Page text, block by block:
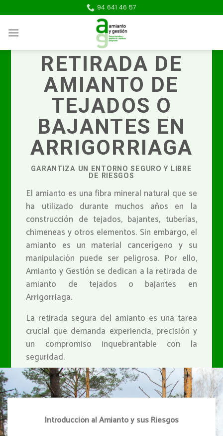
to
content
94 641 46 57
RETIRADA DE
AMIANTO DE
TEJADOS O
BAJANTES EN
ARRIGORRIAGA
GARANTIZA UN ENTORNO SEGURO Y LIBRE
DE RIESGOS
El amianto es una fibra mineral natural que se
ha utilizado durante muchos años en la
construcción de tejados, bajantes, tuberías,
chimeneas y otros elementos. Sin embargo, el
amianto es un material cancerígeno y su
manipulación puede ser peligrosa. Por ello,
Amianto y Gestión se dedican a la retirada de
amianto de tejados o bajantes en
Arrigorriaga.
La retirada segura del amianto es una tarea
crucial que demanda experiencia, precisión y
un compromiso inquebrantable con la
seguridad.
PIDE PRECIOS PARA LA RETIRADA DE AMIANTO DE TEJADOS
O BAJANTES EN ARRIGORRIAGA
Introducción al Amianto y sus Riesgos